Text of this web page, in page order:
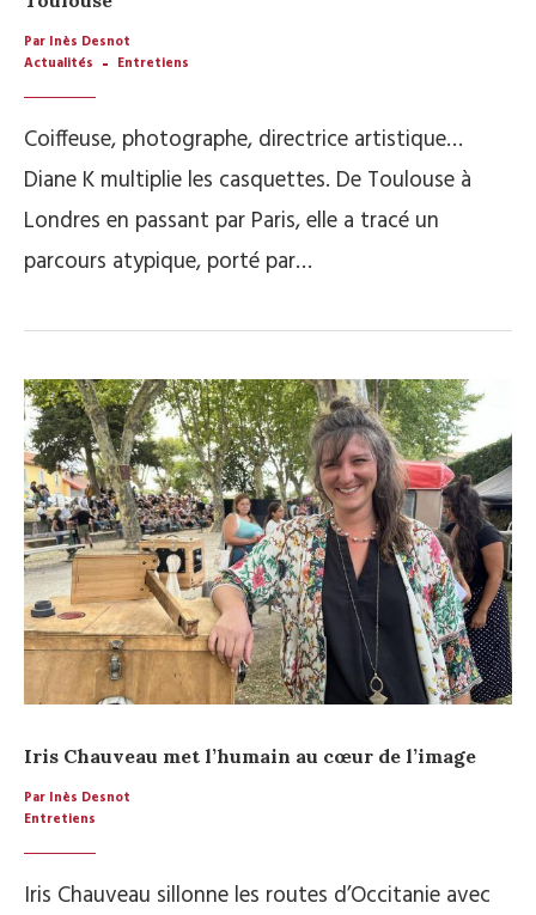
Par Inès Desnot
Actualités
Entretiens
Coiffeuse, photographe, directrice artistique…
Diane K multiplie les casquettes. De Toulouse à
Londres en passant par Paris, elle a tracé un
parcours atypique, porté par…
Iris Chauveau met l’humain au cœur de l’image
Par Inès Desnot
Entretiens
Iris Chauveau sillonne les routes d’Occitanie avec